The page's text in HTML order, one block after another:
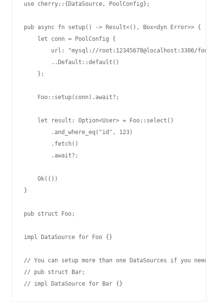
use cherry::{DataSource, PoolConfig};
pub async fn setup() -> Result<(), Box<dyn Error>> {
    let conn = PoolConfig {
url: "mysql://root:12345678@localhost:3306/
        ..Default::default()
    };
    Foo::setup(conn).await?;
    let result: Option<User> = Foo::select()
        .and_where_eq("id", 123)
        .fetch()
        .await?;
    Ok(())
}
pub struct Foo;
impl DataSource for Foo {}
// You can setup more than one DataSources if you need.
// pub struct Bar;
// impl DataSource for Bar {}